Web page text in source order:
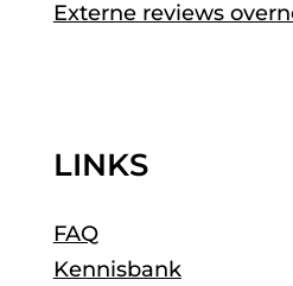
Externe reviews
LINKS
FAQ
Kennisbank